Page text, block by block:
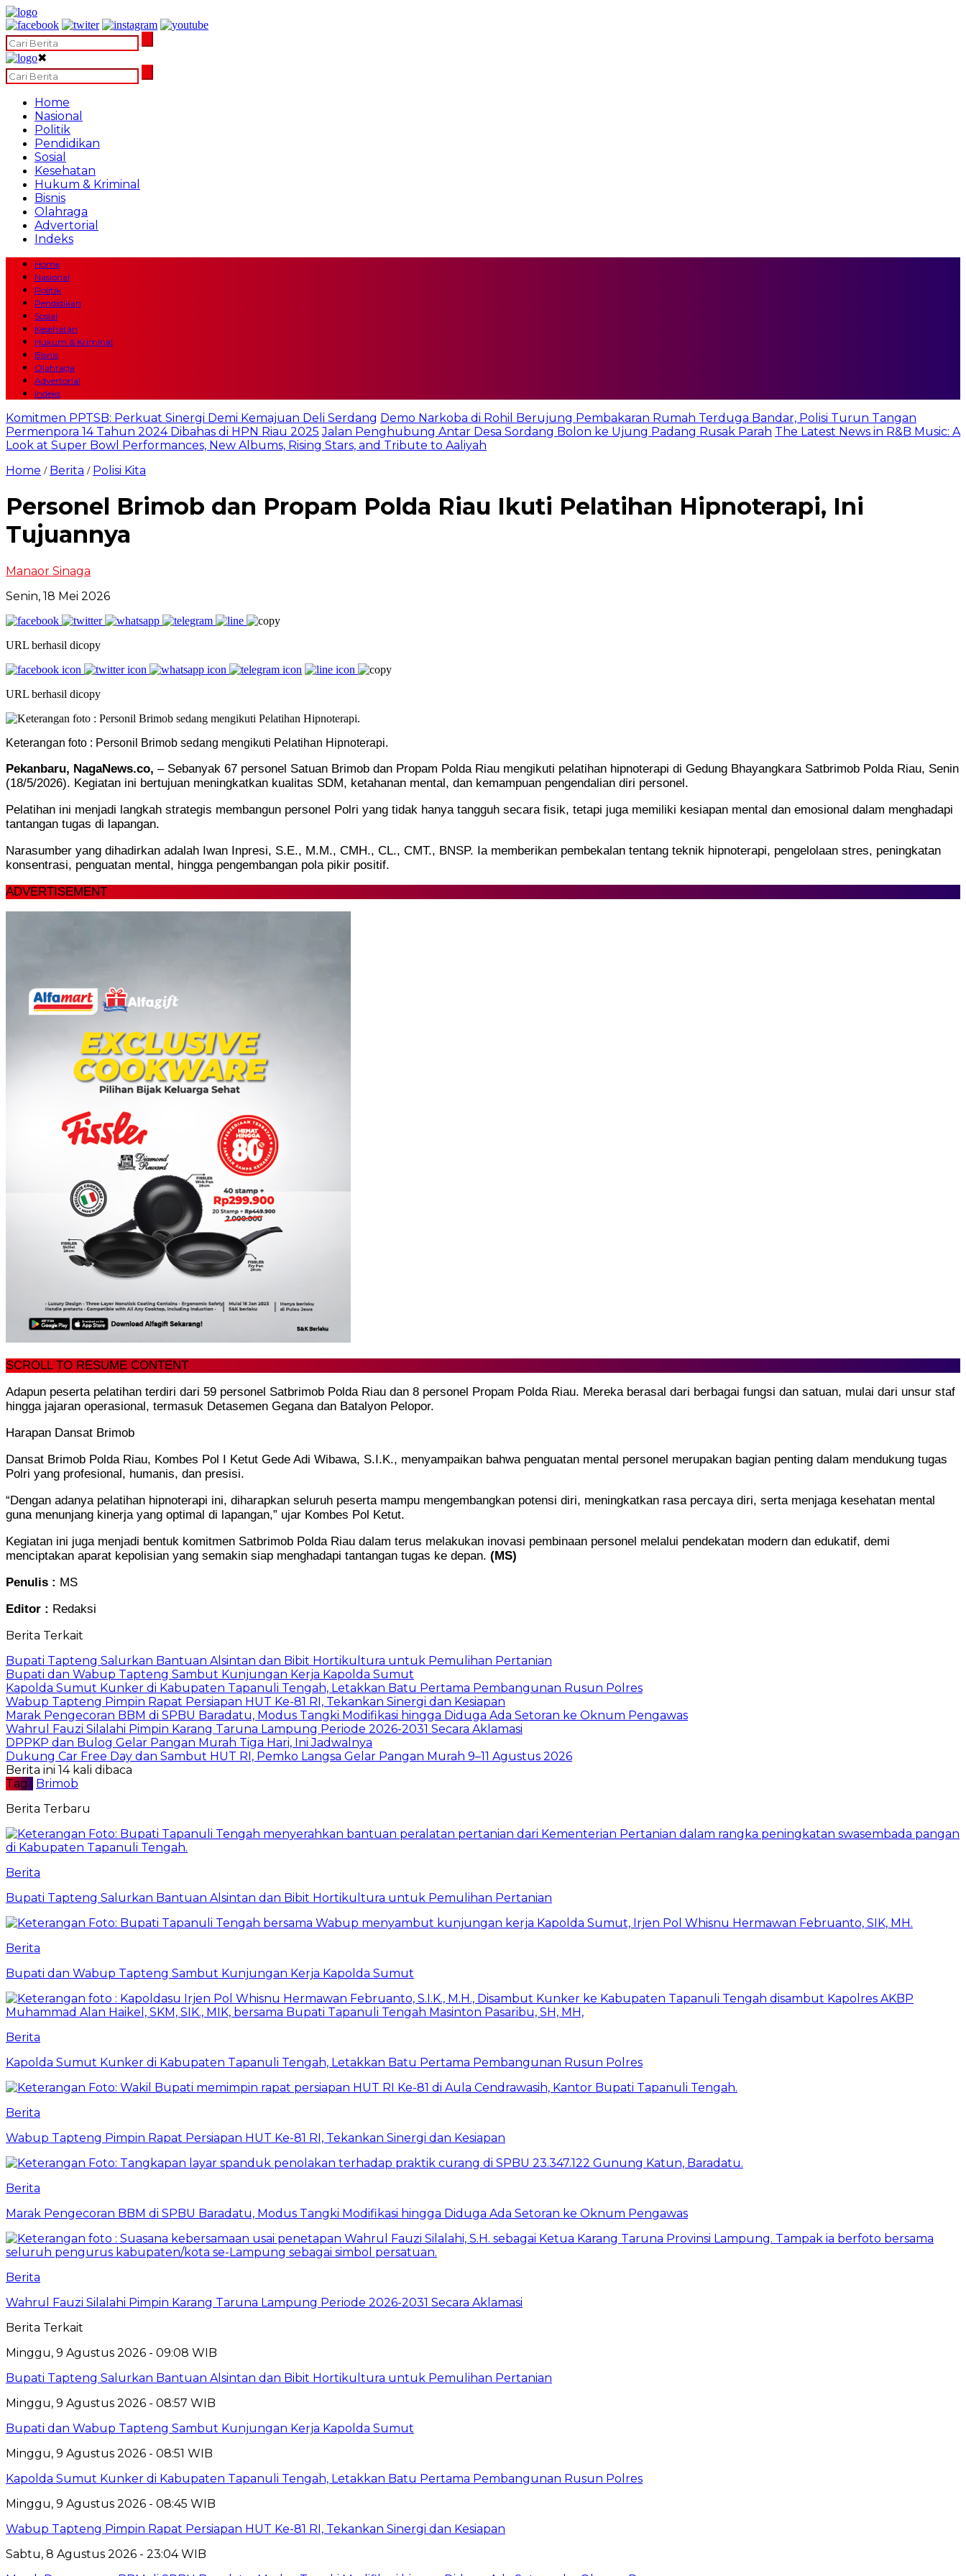
✖
Home
Nasional
Politik
Pendidikan
Sosial
Kesehatan
Hukum & Kriminal
Bisnis
Olahraga
Advertorial
Indeks
Home
Nasional
Politik
Pendidikan
Sosial
Kesehatan
Hukum & Kriminal
Bisnis
Olahraga
Advertorial
Indeks
Komitmen PPTSB: Perkuat Sinergi Demi Kemajuan Deli Serdang Demo Narkoba di Rohil Berujung Pembakaran Rumah Terduga Bandar, Polisi Turun Tangan
Permenpora 14 Tahun 2024 Dibahas di HPN Riau 2025 Jalan Penghubung Antar Desa Sordang Bolon ke Ujung Padang Rusak Parah The Latest News in R&B Music: A
Look at Super Bowl Performances, New Albums, Rising Stars, and Tribute to Aaliyah
Home / Berita / Polisi Kita
Personel Brimob dan Propam Polda Riau Ikuti Pelatihan Hipnoterapi, Ini
Tujuannya
Manaor Sinaga
Senin, 18 Mei 2026
URL berhasil dicopy
URL berhasil dicopy
Keterangan foto : Personil Brimob sedang mengikuti Pelatihan Hipnoterapi.
Pekanbaru, NagaNews.co, – Sebanyak 67 personel Satuan Brimob dan Propam Polda Riau mengikuti pelatihan hipnoterapi di Gedung Bhayangkara Satbrimob Polda Riau, Senin
(18/5/2026). Kegiatan ini bertujuan meningkatkan kualitas SDM, ketahanan mental, dan kemampuan pengendalian diri personel.
Pelatihan ini menjadi langkah strategis membangun personel Polri yang tidak hanya tangguh secara fisik, tetapi juga memiliki kesiapan mental dan emosional dalam menghadapi
tantangan tugas di lapangan.
Narasumber yang dihadirkan adalah Iwan Inpresi, S.E., M.M., CMH., CL., CMT., BNSP. Ia memberikan pembekalan tentang teknik hipnoterapi, pengelolaan stres, peningkatan
konsentrasi, penguatan mental, hingga pengembangan pola pikir positif.
ADVERTISEMENT
SCROLL TO RESUME CONTENT
Adapun peserta pelatihan terdiri dari 59 personel Satbrimob Polda Riau dan 8 personel Propam Polda Riau. Mereka berasal dari berbagai fungsi dan satuan, mulai dari unsur staf
hingga jajaran operasional, termasuk Detasemen Gegana dan Batalyon Pelopor.
Harapan Dansat Brimob
Dansat Brimob Polda Riau, Kombes Pol I Ketut Gede Adi Wibawa, S.I.K., menyampaikan bahwa penguatan mental personel merupakan bagian penting dalam mendukung tugas
Polri yang profesional, humanis, dan presisi.
“Dengan adanya pelatihan hipnoterapi ini, diharapkan seluruh peserta mampu mengembangkan potensi diri, meningkatkan rasa percaya diri, serta menjaga kesehatan mental
guna menunjang kinerja yang optimal di lapangan,” ujar Kombes Pol Ketut.
Kegiatan ini juga menjadi bentuk komitmen Satbrimob Polda Riau dalam terus melakukan inovasi pembinaan personel melalui pendekatan modern dan edukatif, demi
menciptakan aparat kepolisian yang semakin siap menghadapi tantangan tugas ke depan. (MS)
Penulis : MS
Editor : Redaksi
Berita Terkait
Bupati Tapteng Salurkan Bantuan Alsintan dan Bibit Hortikultura untuk Pemulihan Pertanian
Bupati dan Wabup Tapteng Sambut Kunjungan Kerja Kapolda Sumut
Kapolda Sumut Kunker di Kabupaten Tapanuli Tengah, Letakkan Batu Pertama Pembangunan Rusun Polres
Wabup Tapteng Pimpin Rapat Persiapan HUT Ke-81 RI, Tekankan Sinergi dan Kesiapan
Marak Pengecoran BBM di SPBU Baradatu, Modus Tangki Modifikasi hingga Diduga Ada Setoran ke Oknum Pengawas
Wahrul Fauzi Silalahi Pimpin Karang Taruna Lampung Periode 2026-2031 Secara Aklamasi
DPPKP dan Bulog Gelar Pangan Murah Tiga Hari, Ini Jadwalnya
Dukung Car Free Day dan Sambut HUT RI, Pemko Langsa Gelar Pangan Murah 9–11 Agustus 2026
Berita ini 14 kali dibaca
Tag : Brimob
Berita Terbaru
Berita
Bupati Tapteng Salurkan Bantuan Alsintan dan Bibit Hortikultura untuk Pemulihan Pertanian
Berita
Bupati dan Wabup Tapteng Sambut Kunjungan Kerja Kapolda Sumut
Berita
Kapolda Sumut Kunker di Kabupaten Tapanuli Tengah, Letakkan Batu Pertama Pembangunan Rusun Polres
Berita
Wabup Tapteng Pimpin Rapat Persiapan HUT Ke-81 RI, Tekankan Sinergi dan Kesiapan
Berita
Marak Pengecoran BBM di SPBU Baradatu, Modus Tangki Modifikasi hingga Diduga Ada Setoran ke Oknum Pengawas
Berita
Wahrul Fauzi Silalahi Pimpin Karang Taruna Lampung Periode 2026-2031 Secara Aklamasi
Berita Terkait
Minggu, 9 Agustus 2026 - 09:08 WIB
Bupati Tapteng Salurkan Bantuan Alsintan dan Bibit Hortikultura untuk Pemulihan Pertanian
Minggu, 9 Agustus 2026 - 08:57 WIB
Bupati dan Wabup Tapteng Sambut Kunjungan Kerja Kapolda Sumut
Minggu, 9 Agustus 2026 - 08:51 WIB
Kapolda Sumut Kunker di Kabupaten Tapanuli Tengah, Letakkan Batu Pertama Pembangunan Rusun Polres
Minggu, 9 Agustus 2026 - 08:45 WIB
Wabup Tapteng Pimpin Rapat Persiapan HUT Ke-81 RI, Tekankan Sinergi dan Kesiapan
Sabtu, 8 Agustus 2026 - 23:04 WIB